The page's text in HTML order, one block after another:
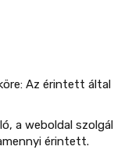
Az érintett
a weboldal
érintett.